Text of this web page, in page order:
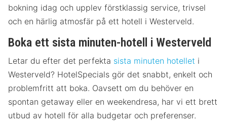
bokning idag och upplev förstklassig service, trivsel
och en härlig atmosfär på ett hotell i Westerveld.
Boka ett sista minuten-hotell i Westerveld
Letar du efter det perfekta sista minuten hotellet i
Westerveld? HotelSpecials gör det snabbt, enkelt och
problemfritt att boka. Oavsett om du behöver en
spontan getaway eller en weekendresa, har vi ett brett
utbud av hotell för alla budgetar och preferenser.